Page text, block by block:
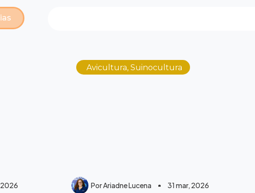
Avicultura, Suinocultura
PorAriadne Lucena 31 mar, 2026